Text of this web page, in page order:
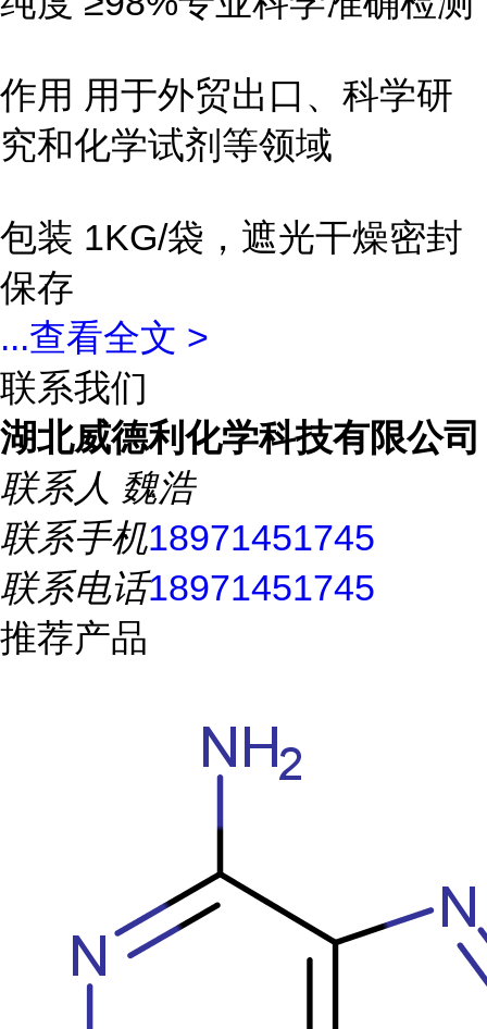
作用 用于外贸出口、科学研
究和化学试剂等领域
包装 1KG/袋，遮光干燥密封
保存
...查看全文 >
联系我们
湖北威德利化学科技有限公司
联系人 魏浩
联系手机18971451745
联系电话18971451745
推荐产品